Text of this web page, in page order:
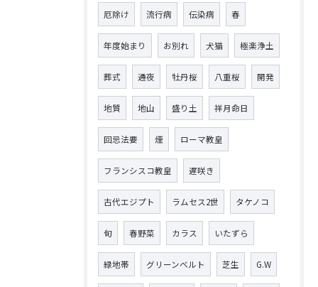
厄除け 流行病 伝染病 春
年度始まり お別れ 犬猫 極楽浄土
葬式 通夜 牡丹桜 八重桜 開発
地質 地山 盛り土 祥月命日
回忌法要 煙 ローマ教皇
フランシスコ教皇 遅咲き
古代エジプト ラムセス2世 タケノコ
旬 春野菜 カラス いたずら
緑地帯 グリーンベルト 芝生 G.W